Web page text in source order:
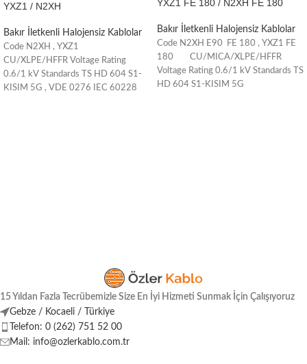
YXZ1 / N2XH
Bakır İletkenli Halojensiz Kablolar
Code N2XH , YXZ1
CU/XLPE/HFFR Voltage Rating
0.6/1 kV Standards TS HD 604 S1-
KISIM 5G , VDE 0276 IEC 60228
YXZ1 FE 180 / N2XH FE 180
Bakır İletkenli Halojensiz Kablolar
Code N2XH E90 FE 180 , YXZ1 FE
180 CU/MICA/XLPE/HFFR
Voltage Rating 0.6/1 kV Standards TS
HD 604 S1-KISIM 5G
15 Yıldan Fazla Tecrübemizle Size En İyi Hizmeti Sunmak İçin Çalışıyoruz
Gebze / Kocaeli / Türkiye
Telefon: 0 (262) 751 52 00
Mail: info@ozlerkablo.com.tr